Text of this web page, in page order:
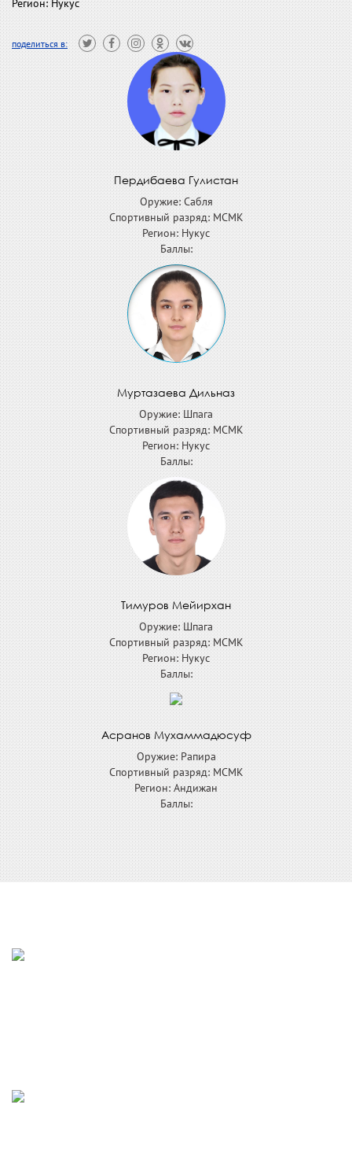
Регион: Нукус
поделиться в:
Пердибаева Гулистан
Оружие: Сабля
Спортивный разряд: МСМК
Регион: Нукус
Баллы:
Муртазаева Дильназ
Оружие: Шпага
Спортивный разряд: МСМК
Регион: Нукус
Баллы:
Тимуров Мейирхан
Оружие: Шпага
Спортивный разряд: МСМК
Регион: Нукус
Баллы:
Асранов Мухаммадюсуф
Оружие: Рапира
Спортивный разряд: МСМК
Регион: Андижан
Баллы: